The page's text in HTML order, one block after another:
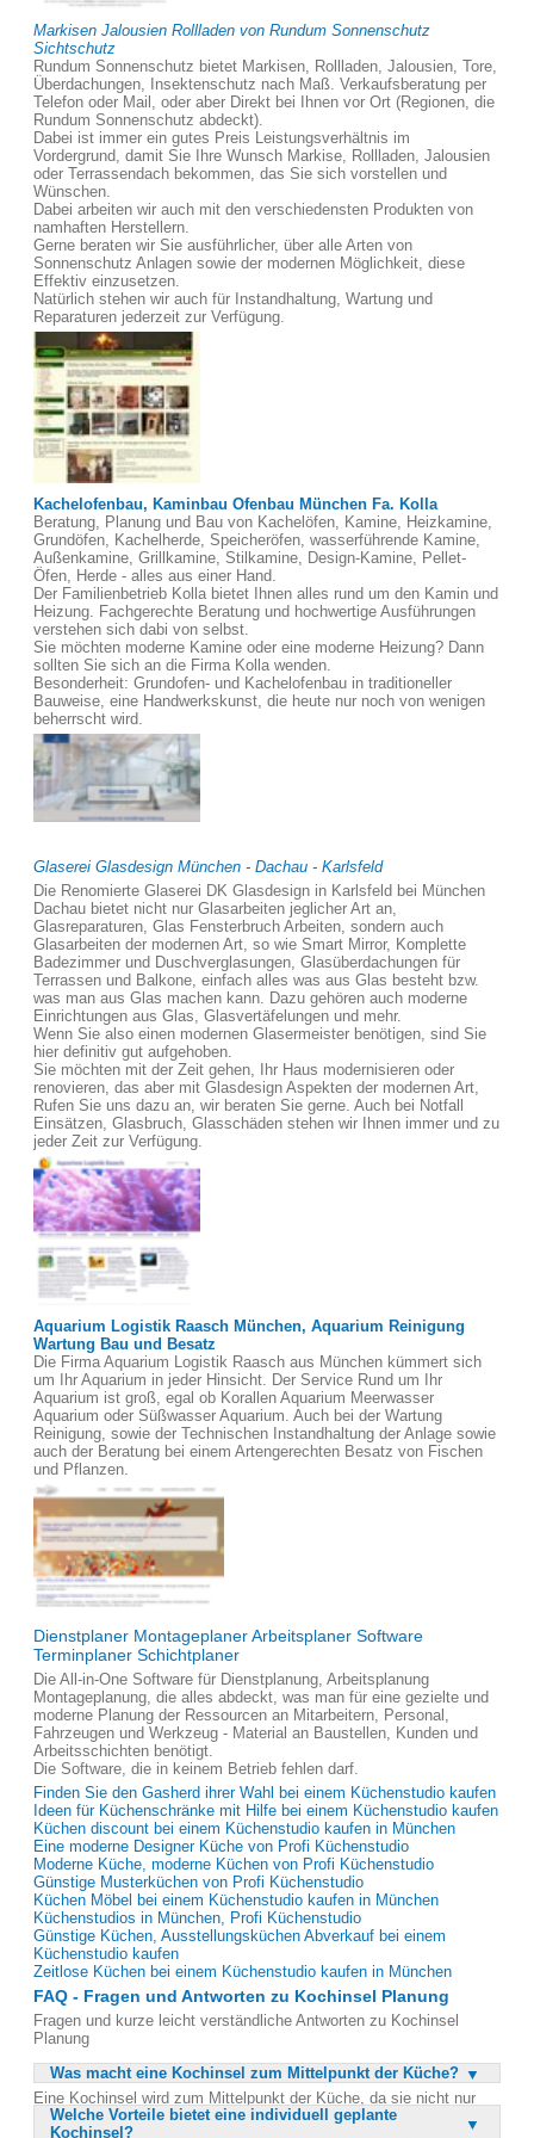
Markisen Jalousien Rollladen von Rundum Sonnenschutz
Sichtschutz
Rundum Sonnenschutz bietet Markisen, Rollladen, Jalousien, Tore,
Überdachungen, Insektenschutz nach Maß. Verkaufsberatung per
Telefon oder Mail, oder aber Direkt bei Ihnen vor Ort (Regionen, die
Rundum Sonnenschutz abdeckt).
Dabei ist immer ein gutes Preis Leistungsverhältnis im
Vordergrund, damit Sie Ihre Wunsch Markise, Rollladen, Jalousien
oder Terrassendach bekommen, das Sie sich vorstellen und
Wünschen.
Dabei arbeiten wir auch mit den verschiedensten Produkten von
namhaften Herstellern.
Gerne beraten wir Sie ausführlicher, über alle Arten von
Sonnenschutz Anlagen sowie der modernen Möglichkeit, diese
Effektiv einzusetzen.
Natürlich stehen wir auch für Instandhaltung, Wartung und
Reparaturen jederzeit zur Verfügung.
Kachelofenbau, Kaminbau Ofenbau München Fa. Kolla
Beratung, Planung und Bau von Kachelöfen, Kamine, Heizkamine,
Grundöfen, Kachelherde, Speicheröfen, wasserführende Kamine,
Außenkamine, Grillkamine, Stilkamine, Design-Kamine, Pellet-
Öfen, Herde - alles aus einer Hand.
Der Familienbetrieb Kolla bietet Ihnen alles rund um den Kamin und
Heizung. Fachgerechte Beratung und hochwertige Ausführungen
verstehen sich dabi von selbst.
Sie möchten moderne Kamine oder eine moderne Heizung? Dann
sollten Sie sich an die Firma Kolla wenden.
Besonderheit: Grundofen- und Kachelofenbau in traditioneller
Bauweise, eine Handwerkskunst, die heute nur noch von wenigen
beherrscht wird.
Glaserei Glasdesign München - Dachau - Karlsfeld
Die Renomierte Glaserei DK Glasdesign in Karlsfeld bei München
Dachau bietet nicht nur Glasarbeiten jeglicher Art an,
Glasreparaturen, Glas Fensterbruch Arbeiten, sondern auch
Glasarbeiten der modernen Art, so wie Smart Mirror, Komplette
Badezimmer und Duschverglasungen, Glasüberdachungen für
Terrassen und Balkone, einfach alles was aus Glas besteht bzw.
was man aus Glas machen kann. Dazu gehören auch moderne
Einrichtungen aus Glas, Glasvertäfelungen und mehr.
Wenn Sie also einen modernen Glasermeister benötigen, sind Sie
hier definitiv gut aufgehoben.
Sie möchten mit der Zeit gehen, Ihr Haus modernisieren oder
renovieren, das aber mit Glasdesign Aspekten der modernen Art,
Rufen Sie uns dazu an, wir beraten Sie gerne. Auch bei Notfall
Einsätzen, Glasbruch, Glasschäden stehen wir Ihnen immer und zu
jeder Zeit zur Verfügung.
Aquarium Logistik Raasch München, Aquarium Reinigung
Wartung Bau und Besatz
Die Firma Aquarium Logistik Raasch aus München kümmert sich
um Ihr Aquarium in jeder Hinsicht. Der Service Rund um Ihr
Aquarium ist groß, egal ob Korallen Aquarium Meerwasser
Aquarium oder Süßwasser Aquarium. Auch bei der Wartung
Reinigung, sowie der Technischen Instandhaltung der Anlage sowie
auch der Beratung bei einem Artengerechten Besatz von Fischen
und Pflanzen.
Dienstplaner Montageplaner Arbeitsplaner Software
Terminplaner Schichtplaner
Die All-in-One Software für Dienstplanung, Arbeitsplanung
Montageplanung, die alles abdeckt, was man für eine gezielte und
moderne Planung der Ressourcen an Mitarbeitern, Personal,
Fahrzeugen und Werkzeug - Material an Baustellen, Kunden und
Arbeitsschichten benötigt.
Die Software, die in keinem Betrieb fehlen darf.
Finden Sie den Gasherd ihrer Wahl bei einem Küchenstudio kaufen
Ideen für Küchenschränke mit Hilfe bei einem Küchenstudio kaufen
Küchen discount bei einem Küchenstudio kaufen in München
Eine moderne Designer Küche von Profi Küchenstudio
Moderne Küche, moderne Küchen von Profi Küchenstudio
Günstige Musterküchen von Profi Küchenstudio
Küchen Möbel bei einem Küchenstudio kaufen in München
Küchenstudios in München, Profi Küchenstudio
Günstige Küchen, Ausstellungsküchen Abverkauf bei einem
Küchenstudio kaufen
Zeitlose Küchen bei einem Küchenstudio kaufen in München
FAQ - Fragen und Antworten zu Kochinsel Planung
Fragen und kurze leicht verständliche Antworten zu Kochinsel
Planung
Was macht eine Kochinsel zum Mittelpunkt der Küche?
Eine Kochinsel wird zum Mittelpunkt der Küche, da sie nicht nur
funktional, sondern auch ästhetisch ansprechend ist. Sie bietet
zusätzlichen Arbeits- und Stauraum und ermöglicht eine offene
Welche Vorteile bietet eine individuell geplante
Kochinsel?